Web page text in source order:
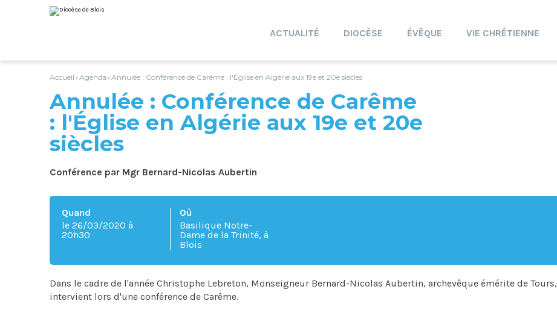
au
contenu.
personnels
ACTUALITÉ DIOCÈSE ÉVÊQUE VIE CHRÉTIENNE
Accueil › Agenda › Annulée : Conférence de Carême : l'Église en Algérie aux 19e et 20e siècles
Annulée : Conférence de Carême
: l'Église en Algérie aux 19e et 20e
siècles
Conférence par Mgr Bernard-Nicolas Aubertin
Quand
le 26/03/2020 à
20h30
Où
Basilique Notre-
Dame de la Trinité, à
Blois
Dans le cadre de l'année Christophe Lebreton, Monseigneur Bernard-Nicolas Aubertin, archevêque émérite de Tours,
intervient lors d'une conférence de Carême.